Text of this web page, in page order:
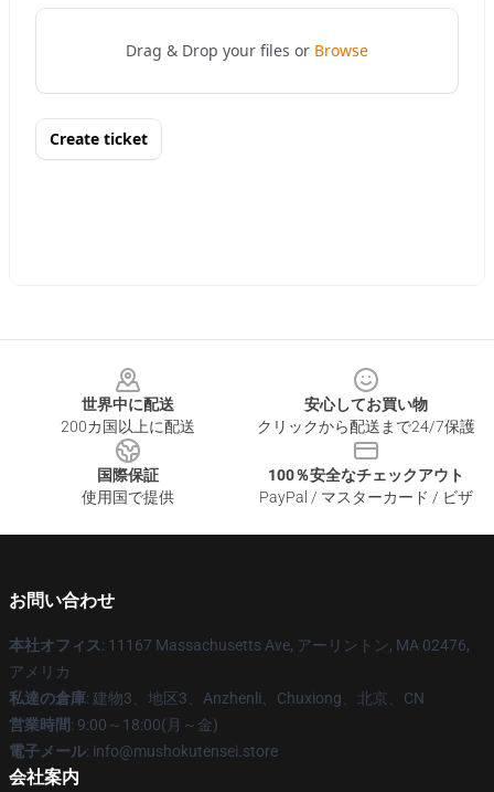
世界中に配送
200カ国以上に配送
安心してお買い物
クリックから配送まで24/7保護
国際保証
使用国で提供
100％安全なチェックアウト
PayPal / マスターカード / ビザ
お問い合わせ
本社オフィス: 11167 Massachusetts Ave, アーリントン, MA 02476,
アメリカ
私達の倉庫: 建物3、地区3、Anzhenli、Chuxiong、北京、CN
営業時間: 9:00～18:00(月～金)
電子メール: info@mushokutensei.store
会社案内